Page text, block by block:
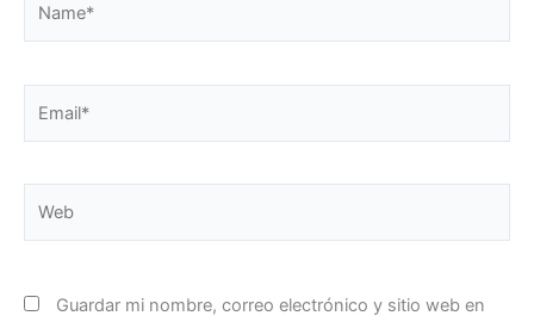
Guardar mi nombre, correo electrónico y sitio web en